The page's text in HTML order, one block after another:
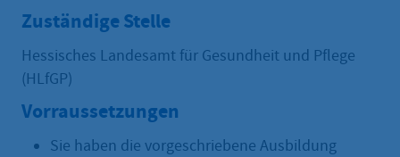
Zuständige Stelle
Hessisches Landesamt für Gesundheit und Pflege
(HLfGP)
Vorraussetzungen
Sie haben die vorgeschriebene Ausbildung